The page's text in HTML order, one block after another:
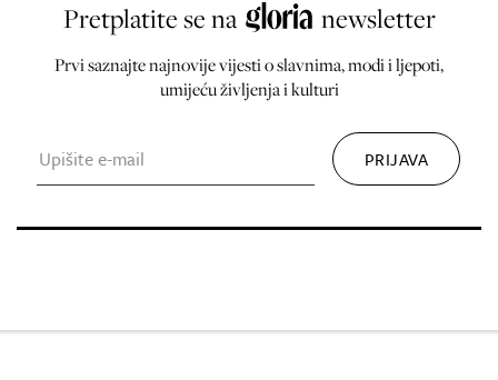
Pretplatite se na newsletter
Prvi saznajte najnovije vijesti o slavnima, modi i ljepoti,
umijeću življenja i kulturi